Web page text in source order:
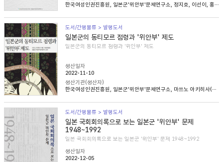
한국여성인권진흥원, 일본군'위안부'문제연구소, 정지호, 이선이, 홍영미, 김승래
도서/간행물류 > 발행도서
일본군의 동티모르 점령과 '위안부' 제도
일본군의 동티모르 점령과 '위안부' 제도
생산일자
2022-11-10
생산기관(생산자)
한국여성인권진흥원, 일본군'위안부'문제연구소, 마쓰노 아키히사(松野明久), 이승희
도서/간행물류 > 발행도서
일본 국회회의록으로 보는 일본군 '위안부' 문제
1948~1992
일본 국회회의록으로 보는 일본군 '위안부' 문제 1948~1992
생산일자
2022-12-05